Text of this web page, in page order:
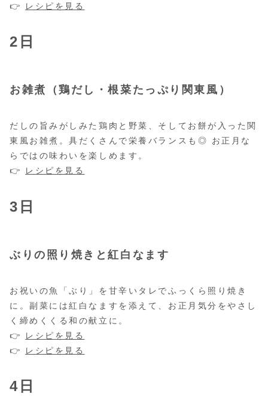
👉
レシピを見る
2日
お雑煮（鶏だし・根菜たっぷり関東風）
だしの旨みがしみた鶏肉と野菜、そしてお餅が入った関
東風お雑煮。具だくさんで栄養バランスも◎ お正月な
らではの味わいを楽しめます。
👉
レシピを見る
3日
ぶりの照り焼きと紅白なます
お祝いの魚「ぶり」を甘辛いタレでふっくら照り焼き
に。副菜には紅白なますを添えて、お正月気分をやさし
く締めくくる和の献立に。
👉
レシピを見る
👉
レシピを見る
4日